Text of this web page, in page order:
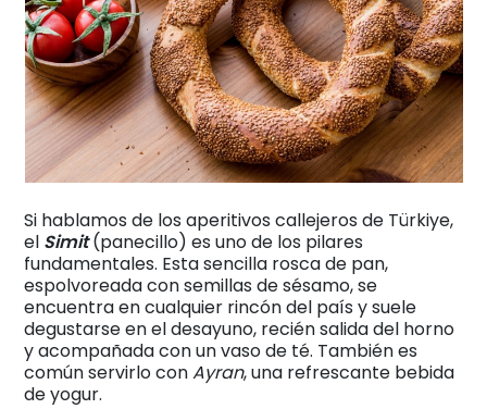
Si hablamos de los aperitivos callejeros de Türkiye,
el Simit(panecillo) es uno de los pilares
fundamentales. Esta sencilla rosca de pan,
espolvoreada con semillas de sésamo, se
encuentra en cualquier rincón del país y suele
degustarse en el desayuno, recién salida del horno
y acompañada con un vaso de té. También es
común servirlo conAyran, una refrescante bebida
de yogur.